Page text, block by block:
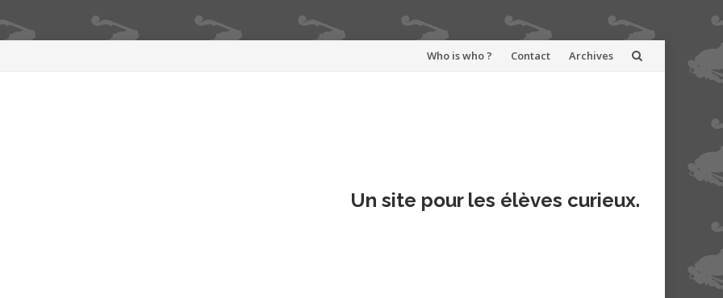
Aller
Who is who ? Contact Archives
Un site pour les élèves curieux.